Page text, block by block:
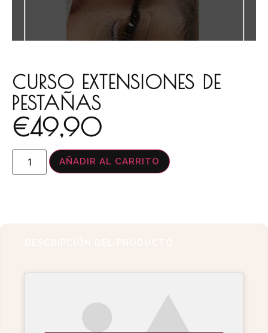
CURSO EXTENSIONES DE
PESTAÑAS
€49,90
AÑADIR AL CARRITO